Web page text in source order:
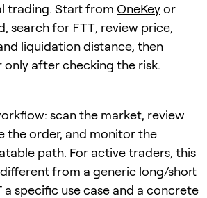
trading. Start from OneKeyor
, search for FTT, review price,
liquidation distance, then
after checking the risk.
scan the market, review
the order, and monitor the
path. For active traders, this
from a generic long/short
a specific use case and a concrete